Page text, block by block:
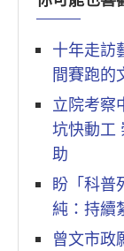
十年走
間賽跑的
立院考察
坑快動工
助
盼「科普
純：持續
曾文市政